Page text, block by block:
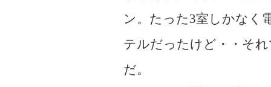
ン。たった3室しかなく
テルだったけど・・そ
だ。